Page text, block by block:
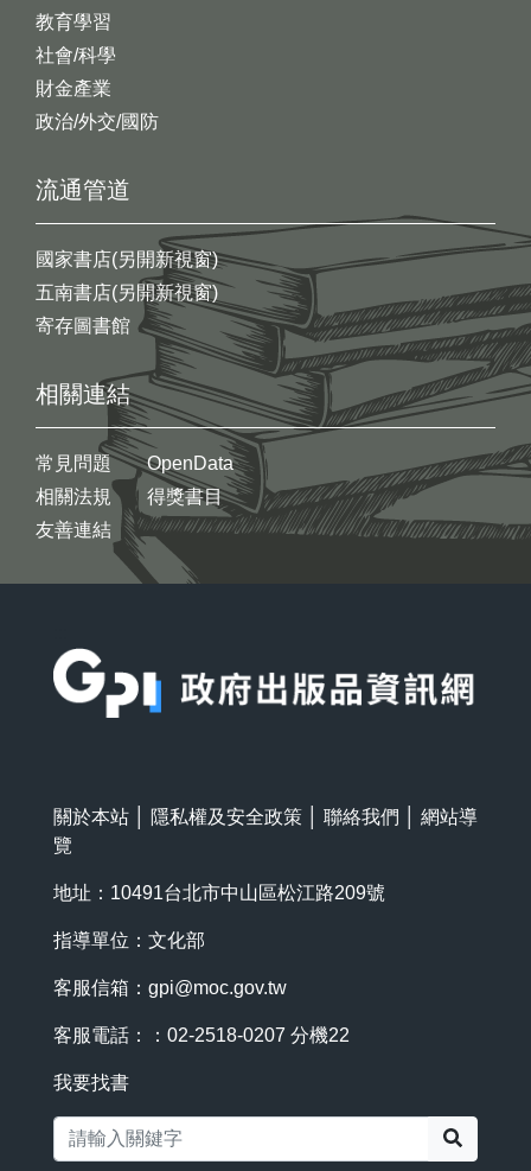
教育學習
社會/科學
財金產業
政治/外交/國防
流通管道
國家書店(另開新視窗)
五南書店(另開新視窗)
寄存圖書館
相關連結
常見問題
相關法規
友善連結
OpenData
得獎書目
關於本站 隱私權及安全政策 聯絡我們
網站導
覽
地址：10491台北市中山區松江路209號
指導單位：文化部
客服信箱： gpi@moc.gov.tw
客服電話：：02-2518-0207 分機22
我要找書